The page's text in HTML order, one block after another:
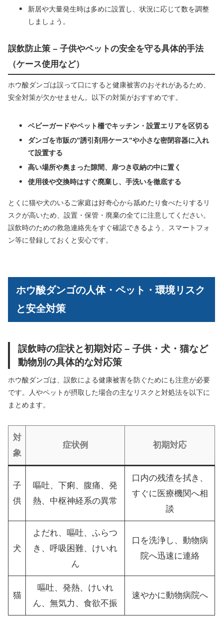
新居や大量発生時は多めに設置し、状況に応じて数を調整
しましょう。
誤飲防止策 – 子供やペットの安全を守る具体的手法
（ケース使用など）
ホウ酸ダンゴは誤って口にすると健康被害のおそれがあるため、
安全対策が欠かせません。以下の対策がおすすめです。
ベビーガードやペット柵でキッチン・設置エリアを区切る
ダンゴを市販の”誘引剤用ケース”や小さな密閉容器に入れ
て設置する
高い場所や奥まった隙間、扉つき収納の中に置く
使用後や交換時はすぐ廃棄し、手洗いを徹底する
とくに猫や犬のいるご家庭は好奇心から舐めたり食べたりするリ
スクが高いため、設置・保管・廃棄の全てに注意してください。
誤飲時のための救急連絡先をすぐ確認できるよう、スマートフォ
ン等に登録しておくと安心です。
ホウ酸ダンゴの人体・ペット・環境リスク
と安全対策
誤飲時の症状と初期対応 – 子供・犬・猫など
動物別の具体的な対応策
ホウ酸ダンゴは、誤飲による健康被害を防ぐためにも注意が必要
です。人やペットが摂取した場合の主なリスクと対処法を以下に
まとめます。
対
象
症状例 初期対応
子
供
嘔吐、下痢、腹痛、発
熱、中枢神経系の異常
口内の残渣を拭き、
すぐに医療機関へ相
談
犬
よだれ、嘔吐、ふらつ
き、呼吸困難、けいれ
ん
口を洗浄し、動物病
院へ迅速に連絡
猫
嘔吐、発熱、けいれ
ん、無気力、食欲不振
速やかに動物病院へ